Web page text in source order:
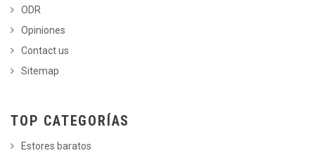
ODR
Opiniones
Contact us
Sitemap
TOP CATEGORÍAS
Estores baratos